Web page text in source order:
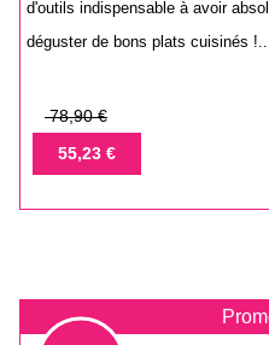
d'outils indispensable à avoir
déguster de bons plats cuisinés
Prix
base
78,90 €
Prix55,23 €